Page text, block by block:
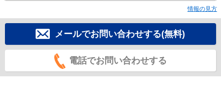
情報の見方
メールでお問い合わせする(無料)
電話でお問い合わせする